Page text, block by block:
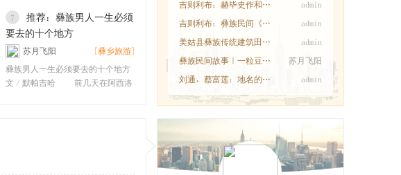
7
推荐：彝族男人一生必须
要去的十个地方
苏月飞阳 [彝乡旅游]
彝族男人一生必须要去的十个地方
文／默帕吉哈 前几天在阿西洛
吉则利布：赫毕史作和特毕乍木的传说 admin
吉则利布：彝族民间《乌乌与天王女儿兹俄妮 admin
美姑县彝族传统建筑田野调查工作圆满完成 admin
彝族民间故事｜一粒豆子换一个新娘 苏月飞阳
刘通，蔡富莲：地名的语义变迁与中华民族共 admin